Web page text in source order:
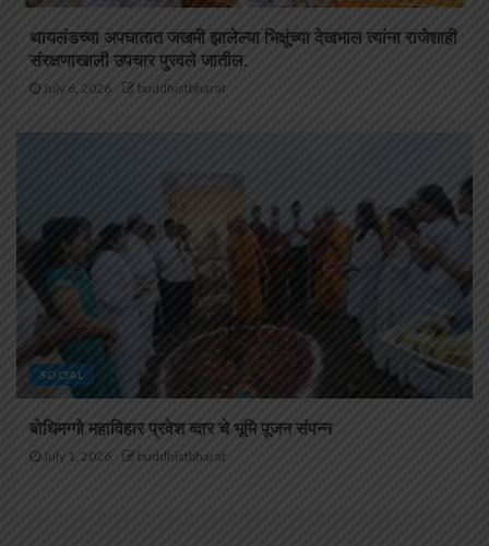
थायलंडच्या अपघातात जखमी झालेल्या भिक्षूंच्या देखभाल त्यांना राजेशाही
संरक्षणाखाली उपचार पुरवले जातील.
July 6, 2026 buddhistbharat
SOCIAL
बोधिमग्गो महाविहार प्रवेश व्दार चे भूमि पूजन संपन्न
July 1, 2026 buddhistbharat